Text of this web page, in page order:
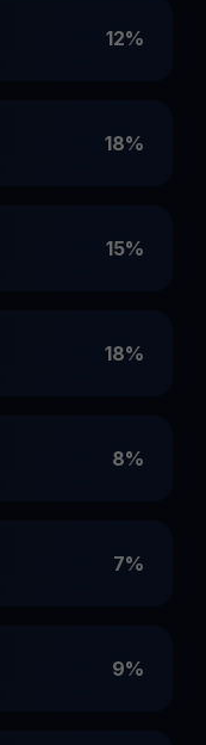
12%
18%
15%
18%
8%
7%
9%